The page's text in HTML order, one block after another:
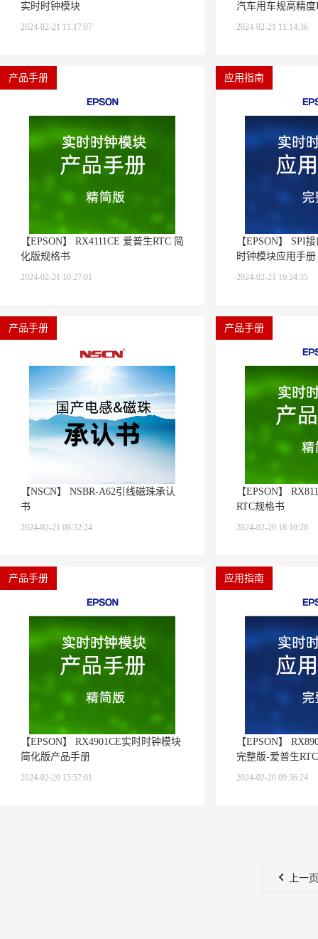
实时时钟模块
2024-02-21 11:17:07
汽车用车规高精度
2024-02-21 11:14:36
【EPSON】 RX4111CE 爱普生RTC 简
化版规格书
产品手册
2024-02-21 10:27:01
【EPSON】 SPI
时钟模块应用手册
应用指南
2024-02-21 10:24:35
【NSCN】 NSBR-A62引线磁珠承认
书
产品手册
2024-02-21 08:32:24
【EPSON】
RTC规格书
产品手册
2024-02-20 18:10:28
【EPSON】 RX4901CE实时时钟模块
简化版产品手册
产品手册
2024-02-20 15:57:01
【EPSON】
完整版-爱普生
应用指南
2024-02-20 09:36:24
上一页